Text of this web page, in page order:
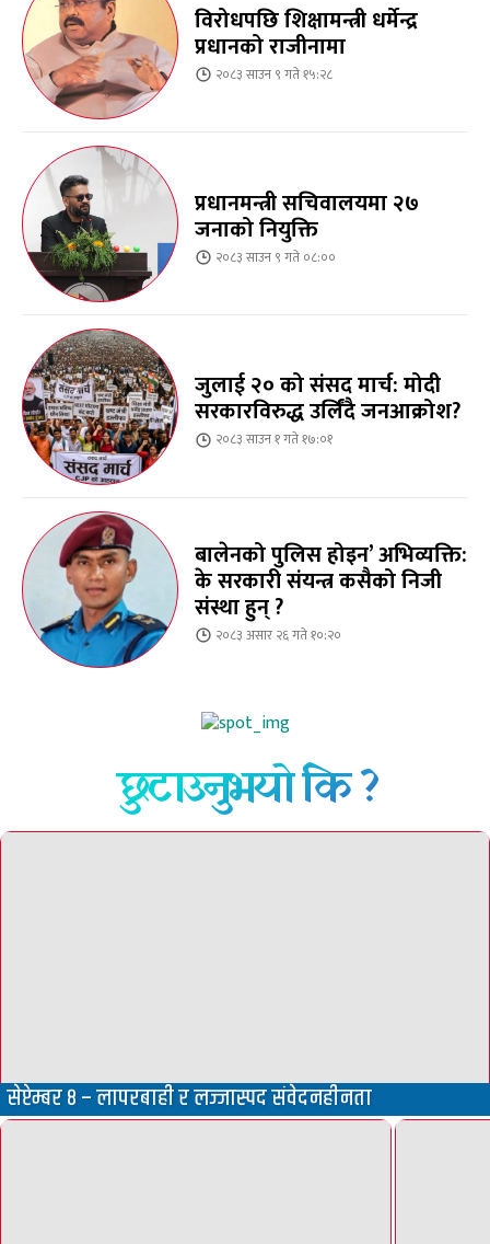
विरोधपछि शिक्षामन्त्री धर्मेन्द्र
प्रधानको राजीनामा
२०८३ साउन ९ गते १५:२८
प्रधानमन्त्री सचिवालयमा २७
जनाको नियुक्ति
२०८३ साउन ९ गते ०८:००
जुलाई २० को संसद मार्च: मोदी
सरकारविरुद्ध उर्लिंदै जनआक्रोश?
२०८३ साउन १ गते १७:०१
बालेनको पुलिस होइन’ अभिव्यक्ति:
के सरकारी संयन्त्र कसैको निजी
संस्था हुन् ?
२०८३ असार २६ गते १०:२०
छुटाउनुभयो कि ?
सेप्टेम्बर ८ – लापरबाही र लज्जास्पद संवेदनहीनता